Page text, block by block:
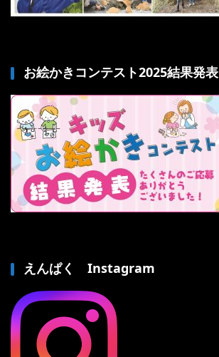
お絵かきコンテスト2025結果発表
えんぱく Instagram